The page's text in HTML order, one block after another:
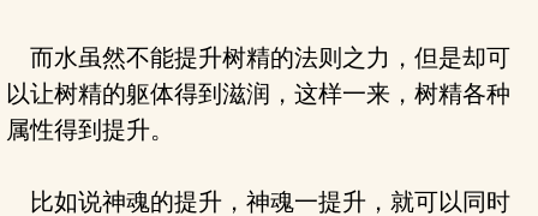
而水虽然不能提升树精的法则之力，但是却可
以让树精的躯体得到滋润，这样一来，树精各种
属性得到提升。
比如说神魂的提升，神魂一提升，就可以同时